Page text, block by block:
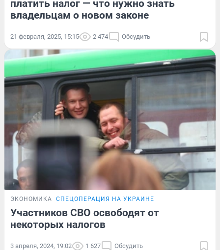
платить налог — что нужно знать
владельцам о новом законе
21 февраля, 2025, 15:15 2 474 Обсудить
ЭКОНОМИКА СПЕЦОПЕРАЦИЯ НА УКРАИНЕ
Участников СВО освободят от
некоторых налогов
3 апреля, 2024, 19:02 1 627 Обсудить